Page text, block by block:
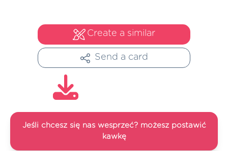
Create a similar
Send a card
Jeśli chcesz się nas wesprzeć? możesz postawić
kawkę